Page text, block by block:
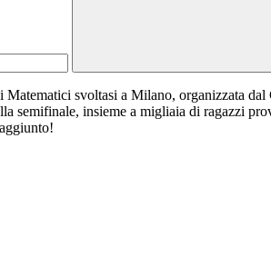
svoltasi a Milano, organizzata
semifinale, insieme a migliaia di ragazzi